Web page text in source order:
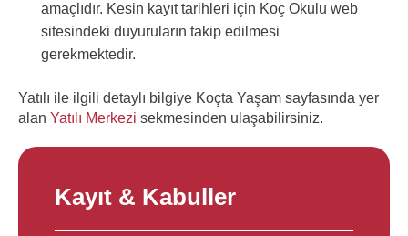
amaçlıdır. Kesin kayıt tarihleri için Koç Okulu web
sitesindeki duyuruların takip edilmesi
gerekmektedir.
Yatılı ile ilgili detaylı bilgiye Koçta Yaşam sayfasında yer
alan Yatılı Merkezi sekmesinden ulaşabilirsiniz.
Kayıt & Kabuller